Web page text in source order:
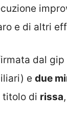
e di altri
dal gip
e due
titolo di rissa,